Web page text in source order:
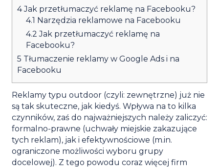
4Jak przetłumaczyć reklamę na Facebooku?
4.1 Narzędzia reklamowe na Facebooku
4.2 Jak przetłumaczyć reklamę na
Facebooku?
5 Tłumaczenie reklamy w Google Ads i na
Facebooku
Reklamy typu outdoor (czyli: zewnętrzne) już nie
są tak skuteczne, jak kiedyś. Wpływa na to kilka
czynników, zaś do najważniejszych należy zaliczyć:
formalno-prawne (uchwały miejskie zakazujące
tych reklam), jak i efektywnościowe (m.in.
ograniczone możliwości wyboru grupy
docelowej). Z tego powodu coraz więcej firm